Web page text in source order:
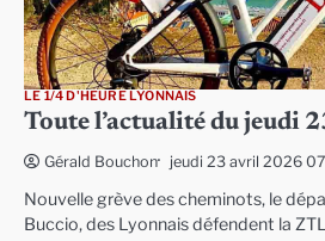
LE 1/4 D'HEURE LYONNAIS
Toute l’actualité du jeudi
Gérald Bouchon jeudi 23 avril 2026
Nouvelle grève des cheminots, le
Buccio, des Lyonnais défendent la